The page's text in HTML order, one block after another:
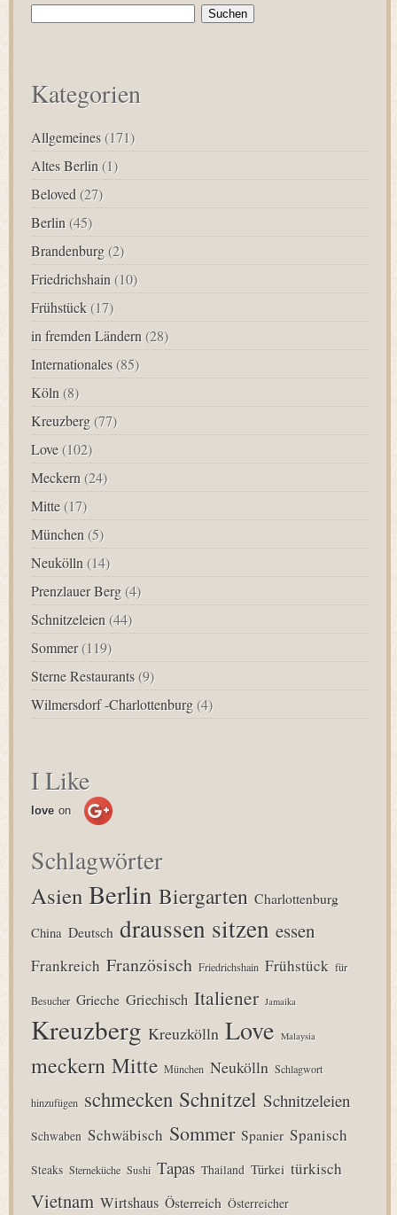
Kategorien
Allgemeines (171)
Altes Berlin (1)
Beloved (27)
Berlin (45)
Brandenburg (2)
Friedrichshain (10)
Frühstück (17)
in fremden Ländern (28)
Internationales (85)
Köln (8)
Kreuzberg (77)
Love (102)
Meckern (24)
Mitte (17)
München (5)
Neukölln (14)
Prenzlauer Berg (4)
Schnitzeleien (44)
Sommer(119)
Sterne Restaurants (9)
Wilmersdorf -Charlottenburg (4)
I Like
love on
Schlagwörter
Asien Berlin Biergarten Charlottenburg
China Deutsch draussen sitzen essen
Frankreich Französisch Friedrichshain Frühstück für
Besucher Grieche Griechisch Italiener Jamaika
Kreuzberg Kreuzkölln Love Malaysia
meckern Mitte München Neukölln Schlagwort
hinzufügen schmecken Schnitzel Schnitzeleien
Schwaben Schwäbisch Sommer Spanier Spanisch
Steaks Sterneküche Sushi Tapas Thailand Türkei türkisch
Vietnam Wirtshaus Österreich Österreicher